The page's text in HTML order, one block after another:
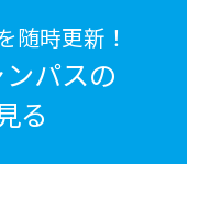
随時更新！
パスの
る